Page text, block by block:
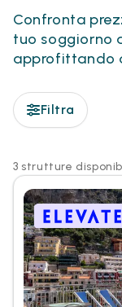
Confronta
tuo soggiorno
approfittando
Filtra
3 strutture